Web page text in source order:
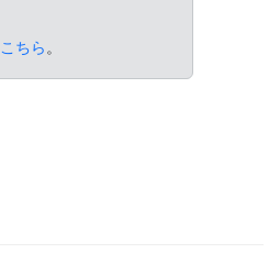
こちら 。